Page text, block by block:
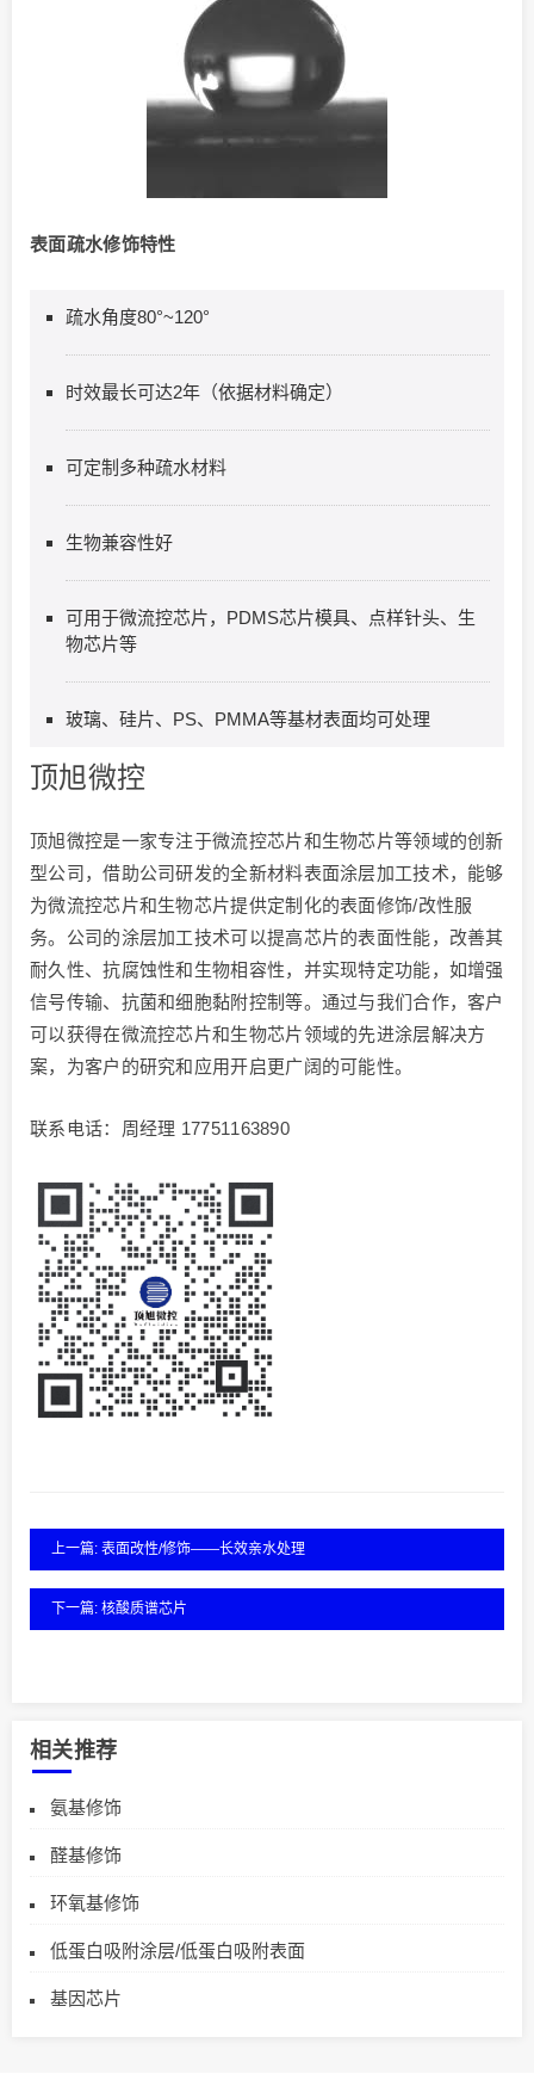
表面疏水修饰特性
疏水角度80°~120°
时效最长可达2年（依据材料确定）
可定制多种疏水材料
生物兼容性好
可用于微流控芯片，PDMS芯片模具、点样针头、生
物芯片等
玻璃、硅片、PS、PMMA等基材表面均可处理
顶旭微控
顶旭微控是一家专注于微流控芯片和生物芯片等领域的创新
型公司，借助公司研发的全新材料表面涂层加工技术，能够
为微流控芯片和生物芯片提供定制化的表面修饰/改性服
务。公司的涂层加工技术可以提高芯片的表面性能，改善其
耐久性、抗腐蚀性和生物相容性，并实现特定功能，如增强
信号传输、抗菌和细胞黏附控制等。通过与我们合作，客户
可以获得在微流控芯片和生物芯片领域的先进涂层解决方
案，为客户的研究和应用开启更广阔的可能性。
联系电话：周经理 17751163890
上一篇: 表面改性/修饰——长效亲水处理
下一篇: 核酸质谱芯片
相关推荐
氨基修饰
醛基修饰
环氧基修饰
低蛋白吸附涂层/低蛋白吸附表面
基因芯片